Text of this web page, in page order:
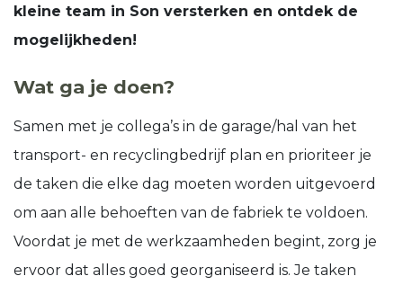
kleine team in Son versterken en ontdek de
mogelijkheden!
Wat ga je doen?
Samen met je collega’s in de garage/hal van het
transport- en recyclingbedrijf plan en prioriteer je
de taken die elke dag moeten worden uitgevoerd
om aan alle behoeften van de fabriek te voldoen.
Voordat je met de werkzaamheden begint, zorg je
ervoor dat alles goed georganiseerd is. Je taken